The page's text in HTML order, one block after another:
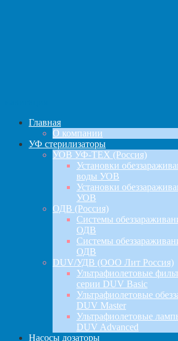
Главная
О компании
УФ стерилизаторы
УОВ УФ-ТЕХ (Россия)
Установки
воды УОВ
Установки
УОВ
ОДВ (Россия)
Системы
ОДВ
Системы
ОДВ
DUV/УДВ (ООО Лит Россия)
Ультрафиолетовые
серии DUV Basic
Ультрафиолетовые
DUV Master
Ультрафиолетовые
DUV Advanced
Насосы дозаторы